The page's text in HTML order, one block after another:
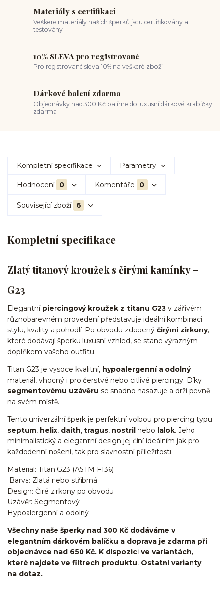
Materiály s certifikací
Veškeré materiály našich šperků jsou certifikovány a
testovány
10% SLEVA pro registrované
Pro registrované sleva 10% na veškeré zboží
Dárkové balení zdarma
Objednávky nad 300 Kč balíme do luxusní dárkové krabičky
zdarma
Kompletní specifikace Parametry
Hodnocení 0 Komentáře 0
Související zboží 6
Kompletní specifikace
Zlatý titanový kroužek s čirými kamínky –
G23
Elegantní piercingový kroužek z titanu G23 v zářivém
různobarevném provedení představuje ideální kombinaci
stylu, kvality a pohodlí. Po obvodu zdobený čirými zirkony,
které dodávají šperku luxusní vzhled, se stane výrazným
doplňkem vašeho outfitu.
Titan G23 je vysoce kvalitní, hypoalergenní a odolný
materiál, vhodný i pro čerstvé nebo citlivé piercingy. Díky
segmentovému uzávěru se snadno nasazuje a drží pevně
na svém místě.
Tento univerzální šperk je perfektní volbou pro piercing typu
septum, helix, daith, tragus, nostril nebo lalok. Jeho
minimalistický a elegantní design jej činí ideálním jak pro
každodenní nošení, tak pro slavnostní příležitosti.
Materiál: Titan G23 (ASTM F136)
Barva: Zlatá nebo stříbrná
Design: Čiré zirkony po obvodu
Uzávěr: Segmentový
Hypoalergenní a odolný
Všechny naše šperky nad 300 Kč dodáváme v
elegantním dárkovém balíčku a doprava je zdarma při
objednávce nad 650 Kč. K dispozici ve variantách,
které najdete ve filtrech produktu. Ostatní varianty
na dotaz.